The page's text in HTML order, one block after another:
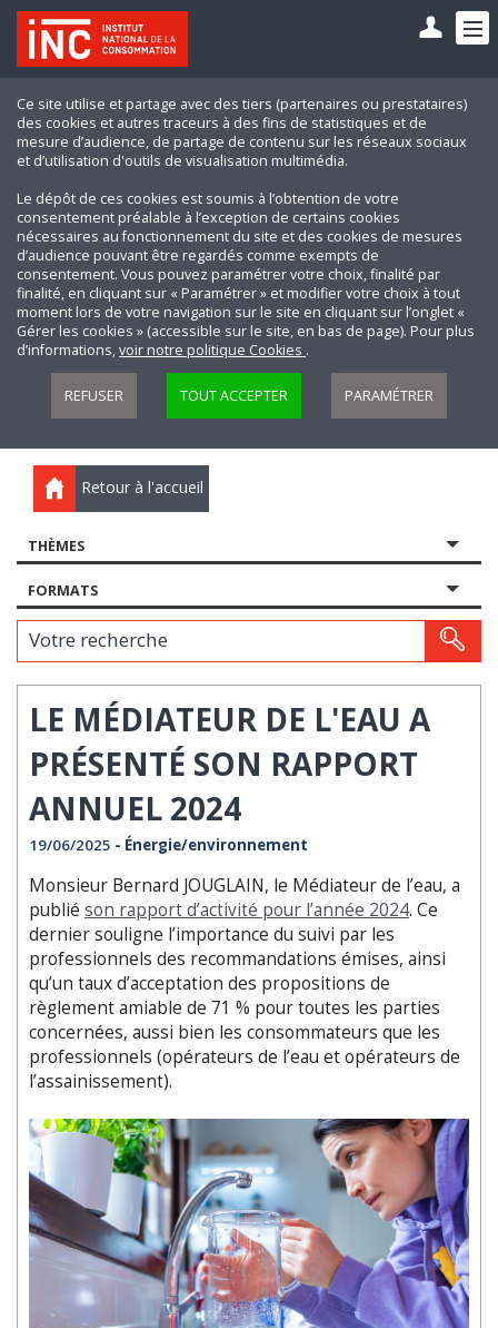
Ce site utilise et partage avec des tiers (partenaires ou prestataires)
des cookies et autres traceurs à des fins de statistiques et de
mesure d’audience, de partage de contenu sur les réseaux sociaux
et d’utilisation d'outils de visualisation multimédia.
Le dépôt de ces cookies est soumis à l’obtention de votre
consentement préalable à l’exception de certains cookies
nécessaires au fonctionnement du site et des cookies de mesures
d’audience pouvant être regardés comme exempts de
consentement. Vous pouvez paramétrer votre choix, finalité par
finalité, en cliquant sur « Paramétrer » et modifier votre choix à tout
moment lors de votre navigation sur le site en cliquant sur l’onglet «
Gérer les cookies » (accessible sur le site, en bas de page). Pour plus
d’informations,voir notre politique Cookies .
REFUSER TOUT ACCEPTER PARAMÉTRER
Retour à l'accueil
THÈMES
FORMATS
Votre recherche
LE MÉDIATEUR DE L'EAU A
PRÉSENTÉ SON RAPPORT
ANNUEL 2024
19/06/2025 - Énergie/environnement
Monsieur Bernard JOUGLAIN, le Médiateur de l’eau, a
publié son rapport d’activité pour l’année 2024. Ce
dernier souligne l’importance du suivi par les
professionnels des recommandations émises, ainsi
qu’un taux d’acceptation des propositions de
règlement amiable de 71 % pour toutes les parties
concernées, aussi bien les consommateurs que les
professionnels (opérateurs de l’eau et opérateurs de
l’assainissement).